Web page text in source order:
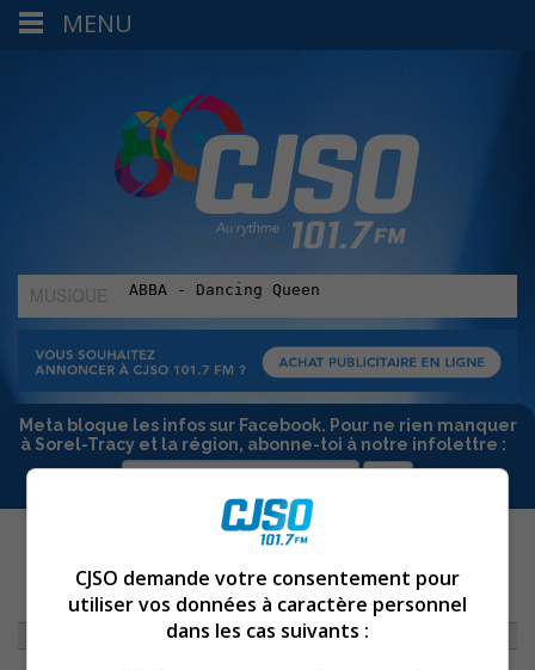
MUSIQUE
:
Meta bloque les infos sur Facebook. Pour ne rien manquer
à Sorel-Tracy et la région, abonne-toi à notre infolettre :
ACCUEIL»ACTUALITÉS»MATCH BÉNÉFICE DES ANCIENS CANADIENS À
CONTRECOEUR »MATCHANCIENSCANADIENS
MENU
CJSO demande votre consentement pour
utiliser vos données à caractère personnel
dans les cas suivants :